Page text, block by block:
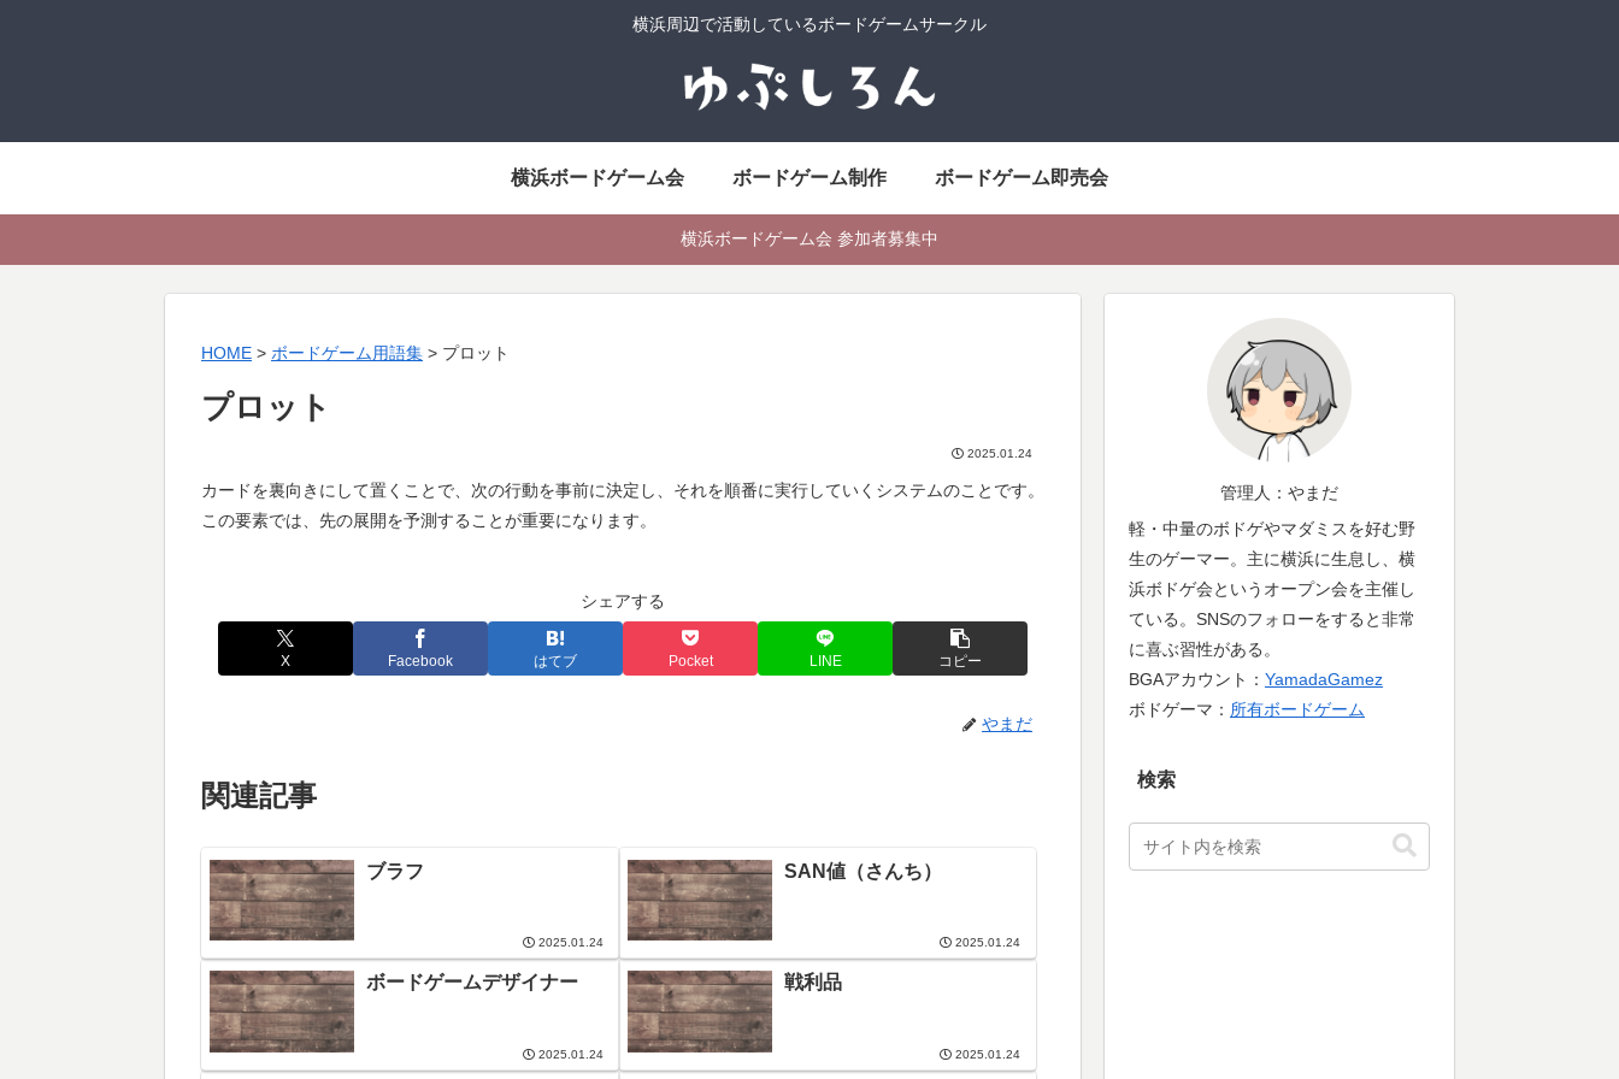
横浜周辺で活動しているボードゲームサークル
横浜ボードゲーム会 ボードゲーム制作 ボードゲーム即売会
横浜ボードゲーム会 参加者募集中
HOME > ボードゲーム用語集 > プロット
プロット
2025.01.24
カードを裏向きにして置くことで、次の行動を事前に決定し、それを順番に実行していくシステムのことです。
この要素では、先の展開を予測することが重要になります。
シェアする
X Facebook はてブ Pocket LINE コピー
やまだ
関連記事
ブラフ
2025.01.24
SAN値（さんち）
2025.01.24
ボードゲームデザイナー
2025.01.24
戦利品
2025.01.24
管理人：やまだ
軽・中量のボドゲやマダミスを好む野
生のゲーマー。主に横浜に生息し、横
浜ボドゲ会というオープン会を主催し
ている。SNSのフォローをすると非常
に喜ぶ習性がある。
BGAアカウント： YamadaGamez
ボドゲーマ： 所有ボードゲーム
検索